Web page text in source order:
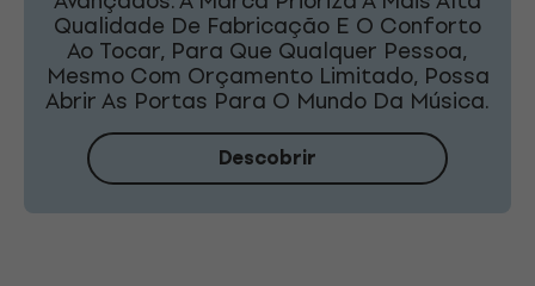
Qualidade De Fabricação E O Conforto
Ao Tocar, Para Que Qualquer Pessoa,
Mesmo Com Orçamento Limitado, Possa
Abrir As Portas Para O Mundo Da Música.
Descobrir